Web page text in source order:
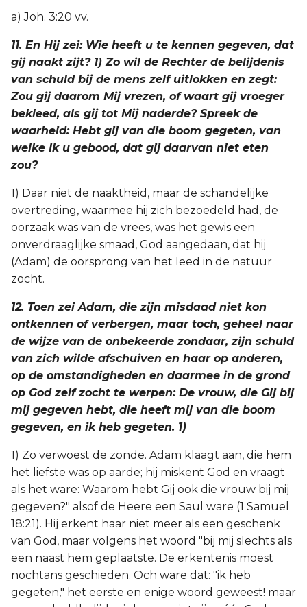
a) Joh. 3:20 vv.
11. En Hij zei: Wie heeft u te kennen gegeven, dat
gij naakt zijt? 1) Zo wil de Rechter de belijdenis
van schuld bij de mens zelf uitlokken en zegt:
Zou gij daarom Mij vrezen, of waart gij vroeger
bekleed, als gij tot Mij naderde? Spreek de
waarheid: Hebt gij van die boom gegeten, van
welke Ik u gebood, dat gij daarvan niet eten
zou?
1) Daar niet de naaktheid, maar de schandelijke
overtreding, waarmee hij zich bezoedeld had, de
oorzaak was van de vrees, was het gewis een
onverdraaglijke smaad, God aangedaan, dat hij
(Adam) de oorsprong van het leed in de natuur
zocht.
12. Toen zei Adam, die zijn misdaad niet kon
ontkennen of verbergen, maar toch, geheel naar
de wijze van de onbekeerde zondaar, zijn schuld
van zich wilde afschuiven en haar op anderen,
op de omstandigheden en daarmee in de grond
op God zelf zocht te werpen: De vrouw, die Gij bij
mij gegeven hebt, die heeft mij van die boom
gegeven, en ik heb gegeten. 1)
1) Zo verwoest de zonde. Adam klaagt aan, die hem
het liefste was op aarde; hij miskent God en vraagt
als het ware: Waarom hebt Gij ook die vrouw bij mij
gegeven?" alsof de Heere een Saul ware (1 Samuel
18:21). Hij erkent haar niet meer als een geschenk
van God, maar volgens het woord "bij mij slechts als
een naast hem geplaatste. De erkentenis moest
nochtans geschieden. Och ware dat: "ik heb
gegeten," het eerste en enige woord geweest! maar